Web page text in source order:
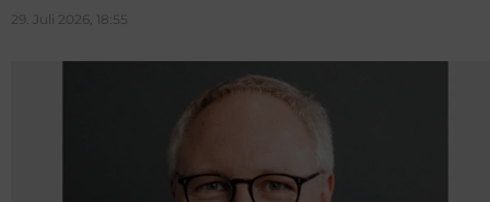
29. Juli 2026, 18:55